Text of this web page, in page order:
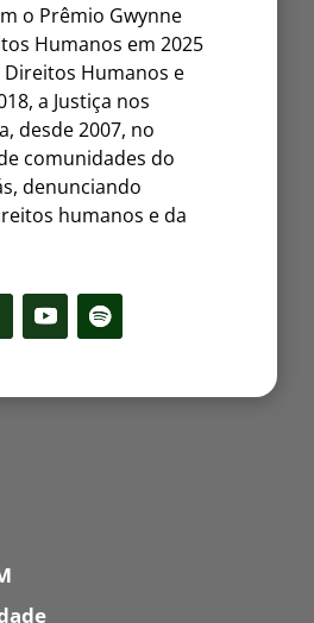
o Prêmio Gwynne
Humanos em 2025
Humanos e
a Justiça nos
desde 2007, no
comunidades do
denunciando
humanos e da